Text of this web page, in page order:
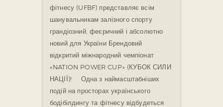
фітнесу (UFBF) представляє всім
шанувальникам залізного спорту
грандіозний, феєричний і абсолютно
новий для України Брендовий
відкритий міжнародний чемпіонат
«NATION POWER CUP» (КУБОК СИЛИ
НАЦІЇ)! ⠀ Одна з наймасштабніших
подій на просторах українського
бодібілдингу та фітнесу відбудеться